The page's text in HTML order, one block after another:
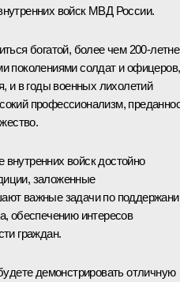
войск МВД России.
богатой, более чем 200-
поколениями солдат и офицеров,
и в годы военных лихолетий
профессионализм,
войск достойно
заложенные
важные задачи по
обеспечению интересов
граждан.
демонстрировать отличную